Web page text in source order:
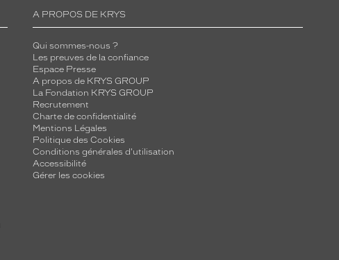
A PROPOS DE KRYS
Qui sommes-nous ?
Les preuves de la confiance
Espace Presse
A propos de KRYS GROUP
La Fondation KRYS GROUP
Recrutement
Charte de confidentialité
Mentions Légales
Politique des Cookies
Conditions générales d'utilisation
Accessibilité
Gérer les cookies